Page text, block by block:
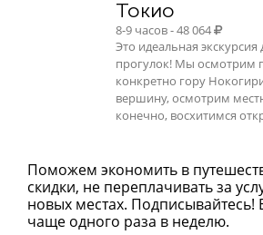
Токио
8-9 часов - 48 064
Это идеальная
прогулок! Мы осмотрим
конкретно гору
вершину, осмотрим
конечно, восхитимся
Поможем экономить в
скидки, не переплачивать за
новых местах. Подписывайтесь!
чаще одного раза в неделю.